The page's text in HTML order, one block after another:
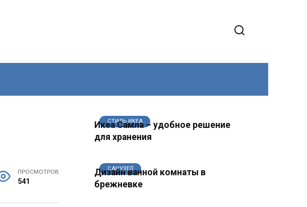
ПРОСМОТРОВ
541
СТИЛЬ ИКЕА
Икеа Самла – удобное решение
для хранения
САНУЗЕЛ
Дизайн ванной комнаты в
брежневке